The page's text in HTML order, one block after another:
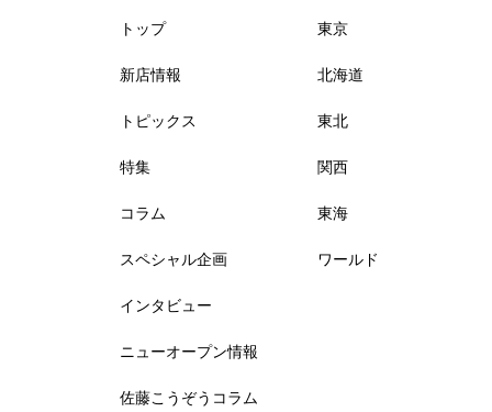
トップ
新店情報
トピックス
特集
コラム
スペシャル企画
インタビュー
ニューオープン情報
佐藤こうぞうコラム
東京
北海道
東北
関西
東海
ワールド